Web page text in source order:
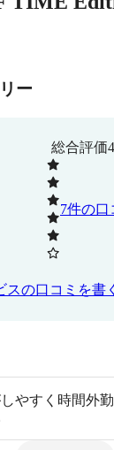
ー
総合評価
7件の口
スの口コミを書く
やすく時間外